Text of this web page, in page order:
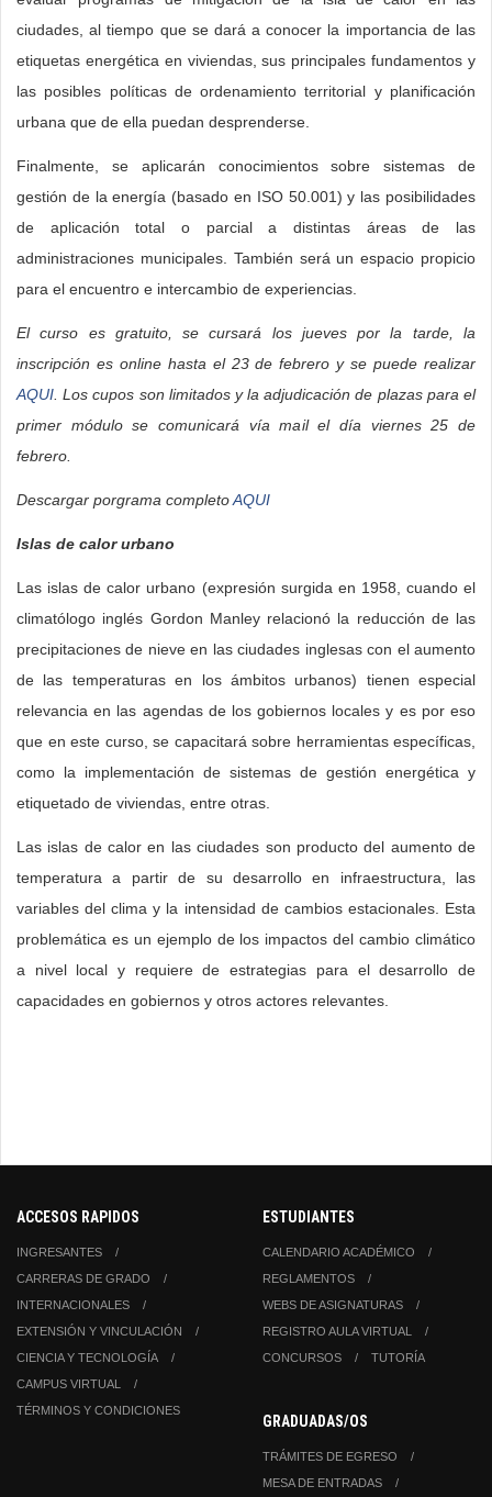
ciudades, al tiempo que se dará a conocer la importancia de las
etiquetas energética en viviendas, sus principales fundamentos y
las posibles políticas de ordenamiento territorial y planificación
urbana que de ella puedan desprenderse.
Finalmente, se aplicarán conocimientos sobre sistemas de
gestión de la energía (basado en ISO 50.001) y las posibilidades
de aplicación total o parcial a distintas áreas de las
administraciones municipales. También será un espacio propicio
para el encuentro e intercambio de experiencias.
El curso es gratuito, se cursará los jueves por la tarde, la
inscripción es online hasta el 23 de febrero y se puede realizar
AQUI . Los cupos son limitados y la adjudicación de plazas para el
primer módulo se comunicará vía mail el día viernes 25 de
febrero.
Descargar porgrama completoAQUI
Islas de calor urbano
Las islas de calor urbano (expresión surgida en 1958, cuando el
climatólogo inglés Gordon Manley relacionó la reducción de las
precipitaciones de nieve en las ciudades inglesas con el aumento
de las temperaturas en los ámbitos urbanos) tienen especial
relevancia en las agendas de los gobiernos locales y es por eso
que en este curso, se capacitará sobre herramientas específicas,
como la implementación de sistemas de gestión energética y
etiquetado de viviendas, entre otras.
Las islas de calor en las ciudades son producto del aumento de
temperatura a partir de su desarrollo en infraestructura, las
variables del clima y la intensidad de cambios estacionales. Esta
problemática es un ejemplo de los impactos del cambio climático
a nivel local y requiere de estrategias para el desarrollo de
capacidades en gobiernos y otros actores relevantes.
ACCESOS RAPIDOS
INGRESANTES
CARRERAS DE GRADO
INTERNACIONALES
EXTENSIÓN Y VINCULACIÓN
CIENCIA Y TECNOLOGÍA
CAMPUS VIRTUAL
TÉRMINOS Y CONDICIONES
ESTUDIANTES
CALENDARIO ACADÉMICO
REGLAMENTOS
WEBS DE ASIGNATURAS
REGISTRO AULA VIRTUAL
CONCURSOS
TUTORÍA
GRADUADAS/OS
TRÁMITES DE EGRESO
MESA DE ENTRADAS